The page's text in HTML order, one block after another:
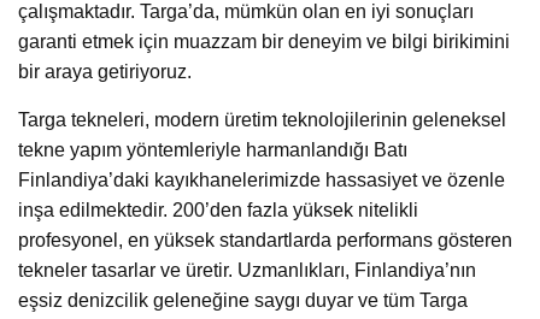
çalışmaktadır. Targa’da, mümkün olan en iyi sonuçları
garanti etmek için muazzam bir deneyim ve bilgi birikimini
bir araya getiriyoruz.
Targa tekneleri, modern üretim teknolojilerinin geleneksel
tekne yapım yöntemleriyle harmanlandığı Batı
Finlandiya’daki kayıkhanelerimizde hassasiyet ve özenle
inşa edilmektedir. 200’den fazla yüksek nitelikli
profesyonel, en yüksek standartlarda performans gösteren
tekneler tasarlar ve üretir. Uzmanlıkları, Finlandiya’nın
eşsiz denizcilik geleneğine saygı duyar ve tüm Targa